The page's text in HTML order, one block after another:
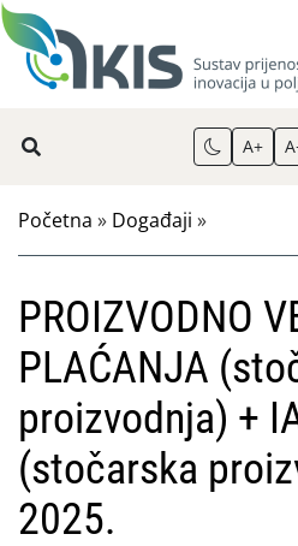
A+
Početna » Događaji »
PROIZVODNO
PLAĆANJA
proizvodnja) +
(stočarska
2025.